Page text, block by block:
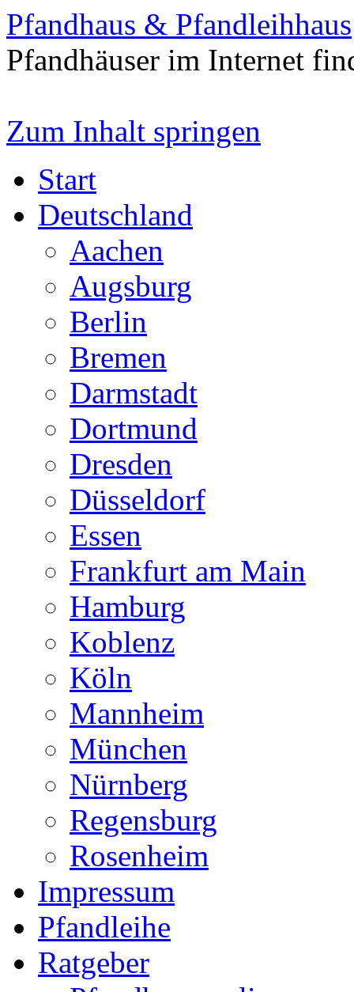
Pfandhaus & Pfandleihhaus
Pfandhäuser im Internet
Zum Inhalt springen
Start
Deutschland
Aachen
Augsburg
Berlin
Bremen
Darmstadt
Dortmund
Dresden
Düsseldorf
Essen
Frankfurt am Main
Hamburg
Koblenz
Köln
Mannheim
München
Nürnberg
Regensburg
Rosenheim
Impressum
Pfandleihe
Ratgeber